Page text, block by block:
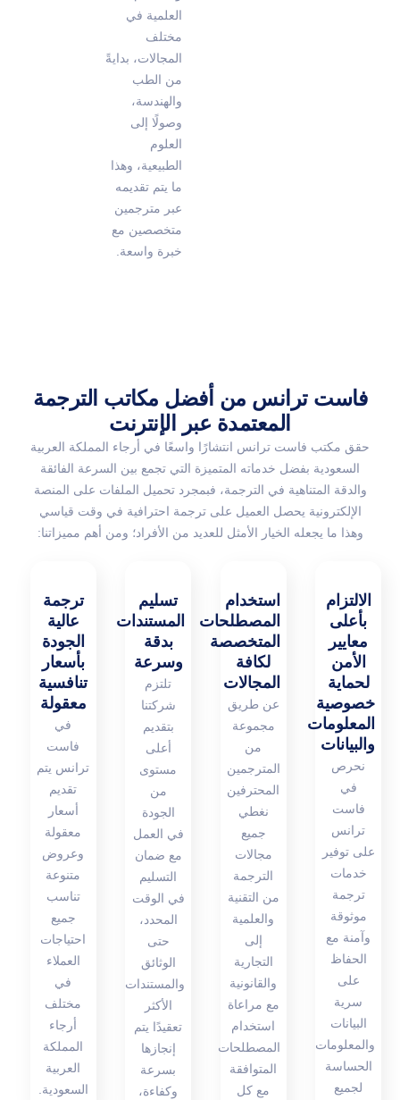
العلمية في
مختلف
المجالات، بدايةً
من الطب
والهندسة،
وصولًا إلى
العلوم
الطبيعية، وهذا
ما يتم تقديمه
عبر مترجمين
متخصصين مع
خبرة واسعة.
فاست ترانس من أفضل مكاتب الترجمة
المعتمدة عبر الإنترنت
حقق مكتب فاست ترانس انتشارًا واسعًا في أرجاء المملكة العربية
السعودية بفضل خدماته المتميزة التي تجمع بين السرعة الفائقة
والدقة المتناهية في الترجمة، فبمجرد تحميل الملفات على المنصة
الإلكترونية يحصل العميل على ترجمة احترافية في وقت قياسي
وهذا ما يجعله الخيار الأمثل للعديد من الأفراد؛ ومن أهم مميزاتنا:
الالتزام
بأعلى
معايير
الأمن
لحماية
خصوصية
المعلومات
والبيانات
نحرص
في
فاست
ترانس
على توفير
خدمات
ترجمة
موثوقة
وآمنة مع
الحفاظ
على
سرية
البيانات
والمعلومات
الحساسة
لجميع
استخدام
المصطلحات
المتخصصة
لكافة
المجالات
عن طريق
مجموعة
من
المترجمين
المحترفين
نغطي
جميع
مجالات
الترجمة
من التقنية
والعلمية
إلى
التجارية
والقانونية
مع مراعاة
استخدام
المصطلحات
المتوافقة
مع كل
تسليم
المستندات
بدقة
وسرعة
تلتزم
شركتنا
بتقديم
أعلى
مستوى
من
الجودة
في العمل
مع ضمان
التسليم
في الوقت
المحدد،
حتى
الوثائق
والمستندات
الأكثر
تعقيدًا يتم
إنجازها
بسرعة
وكفاءة،
ترجمة
عالية
الجودة
بأسعار
تنافسية
معقولة
في
فاست
ترانس يتم
تقديم
أسعار
معقولة
وعروض
متنوعة
تناسب
جميع
احتياجات
العملاء
في
مختلف
أرجاء
المملكة
العربية
السعودية.